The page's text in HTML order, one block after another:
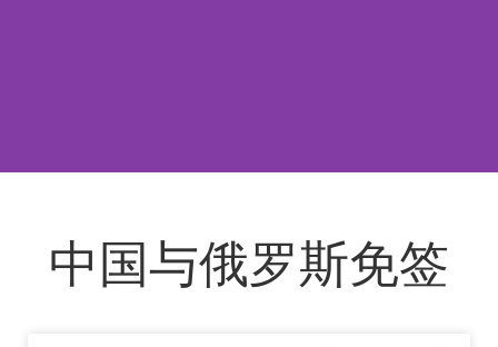
中国与俄罗斯免签